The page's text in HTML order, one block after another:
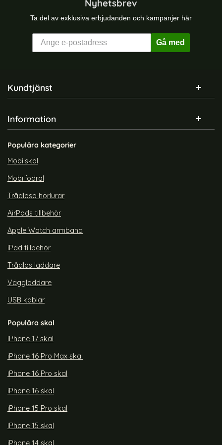
Nyhetsbrev
Ta del av exklusiva erbjudanden och kampanjer här
Gå med
Sidfot Blandad info och länkar
Kundtjänst
Information
Populära kategorier
Mobilskal
Mobilfodral
Trådlösa hörlurar
AirPods tillbehör
Apple Watch armband
iPad tillbehör
Trådlös laddare
Väggladdare
USB kablar
Populära skal
iPhone 17 skal
iPhone 16 Pro Max skal
iPhone 16 Pro skal
iPhone 16 skal
iPhone 15 Pro skal
iPhone 15 skal
iPhone 14 skal